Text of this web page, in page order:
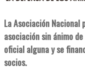
La Asociación Nacional
asociación sin ánimo
oficial alguna y se
socios.